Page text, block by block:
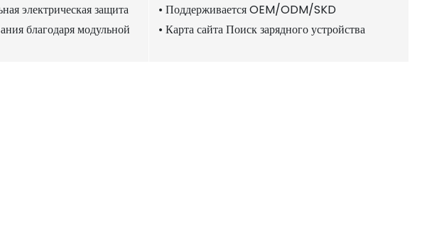
электрическая защита
благодаря модульной
• Поддерживается OEM/ODM/SKD
• Карта сайта Поиск зарядного устройства